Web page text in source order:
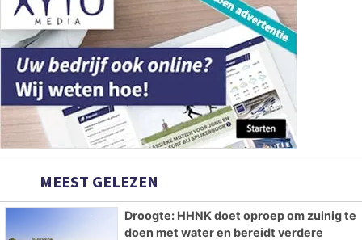
MEEST GELEZEN
Droogte: HHNK doet oproep om zuinig te
doen met water en bereidt verdere